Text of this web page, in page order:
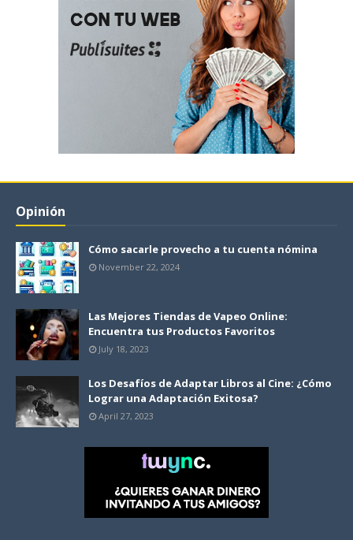
Opinión
Cómo sacarle provecho a tu cuenta nómina
November 22, 2024
Las Mejores Tiendas de Vapeo Online:
Encuentra tus Productos Favoritos
July 18, 2023
Los Desafíos de Adaptar Libros al Cine: ¿Cómo
Lograr una Adaptación Exitosa?
April 27, 2023